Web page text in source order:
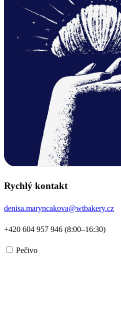
Rychlý kontakt
denisa.maryncakova@wtbakery.cz
+420 604 957 946 (8:00–16:30)
Pečivo